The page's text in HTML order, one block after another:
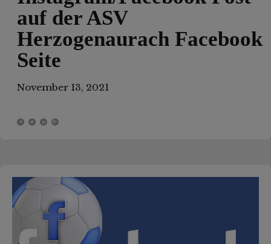
auf der ASV
Herzogenaurach Facebook
Seite
November 13, 2021